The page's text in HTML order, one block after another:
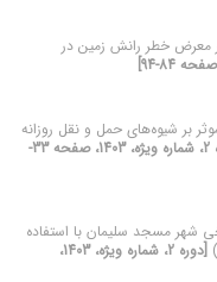
معرض خطر رانش زمین در
بر شیوه‌های حمل و نقل روزانه
[دوره 2، شماره ویژه، 1403، صفحه 33-
شهر مسجد سلیمان با استفاده
[دوره 2، شماره ویژه، 1403،